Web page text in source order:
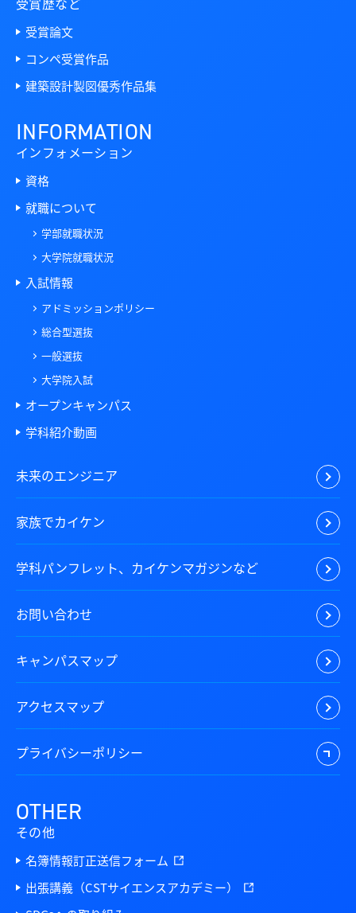
受賞論文
コンペ受賞作品
建築設計製図優秀作品集
INFORMATION
インフォメーション
資格
就職について
学部就職状況
大学院就職状況
入試情報
アドミッションポリシー
総合型選抜
一般選抜
大学院入試
オープンキャンパス
学科紹介動画
未来のエンジニア
家族でカイケン
学科パンフレット、カイケンマガジンなど
お問い合わせ
キャンパスマップ
アクセスマップ
プライバシーポリシー
OTHER
その他
名簿情報訂正送信フォーム
出張講義（CSTサイエンスアカデミー）